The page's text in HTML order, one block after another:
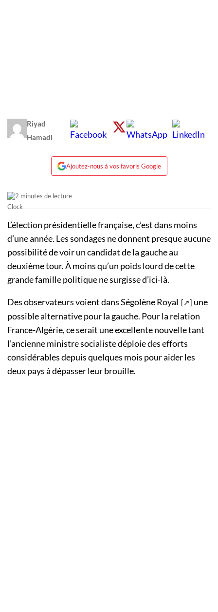
Riyad
Hamadi
Ajoutez-nous à vos favoris Google
2 minutes de lecture
L’élection présidentielle française, c’est dans moins
d’une année. Les sondages ne donnent presque aucune
possibilité de voir un candidat de la gauche au
deuxième tour. À moins qu’un poids lourd de cette
grande famille politique ne surgisse d’ici-là.
Des observateurs voient dansSégolène Royal
une
possible alternative pour la gauche. Pour la relation
France-Algérie, ce serait une excellente nouvelle tant
l’ancienne ministre socialiste déploie des efforts
considérables depuis quelques mois pour aider les
deux pays à dépasser leur brouille.